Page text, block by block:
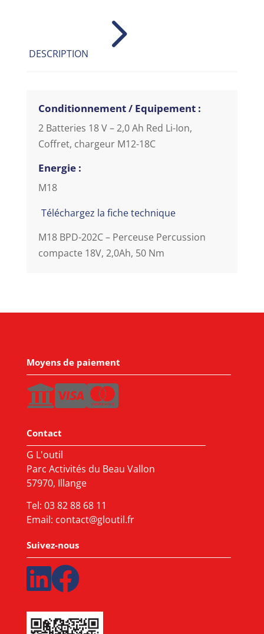
DESCRIPTION 5
Conditionnement / Equipement :
2 Batteries 18 V – 2,0 Ah Red Li-Ion,
Coffret, chargeur M12-18C
Energie :
M18
Téléchargez la fiche technique
M18 BPD-202C – Perceuse Percussion
compacte 18V, 2,0Ah, 50 Nm
Moyens de paiement
Contact
G L'outil
Parc Activités du Beau Vallon
57970, Illange
Tel: 03 82 88 68 11
Email: contact@gloutil.fr
Suivez-nous